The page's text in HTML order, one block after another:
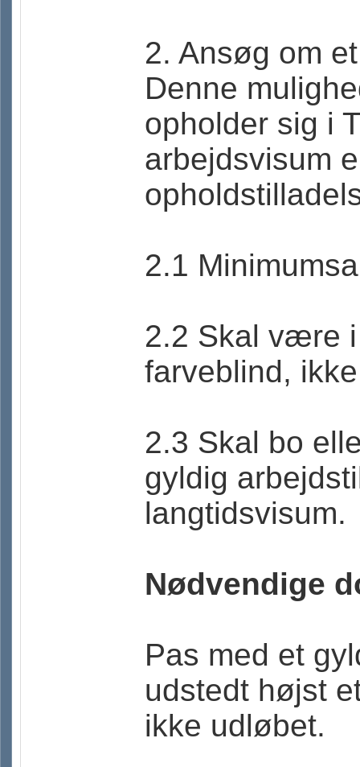
2. Ansøg om
Denne
opholder sig i
arbejdsvisum
2.1
2.2 Skal være
farveblind,
2.3 Skal bo
gyldig
langtidsvisum.
Nødvendige
Pas med et
udstedt højst
ikke udløbet.